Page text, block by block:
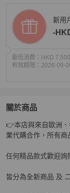
新用
-
最低消費： HKD 7,500
有效期限： 2026-09-
關於商品
關於DIOR 炫彩紫
👉本店與來自歐洲
業代購合作，所有
任何精品款式歡迎詢
皆分為全新商品 及